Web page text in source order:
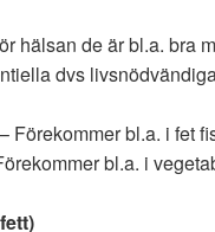
hälsan de är bl.a. bra
dvs
bl.a. i fet
bl.a. i